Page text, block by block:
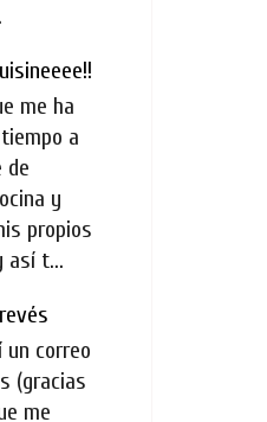
me ha
a
de
y
propios
así t...
un correo
(gracias
me